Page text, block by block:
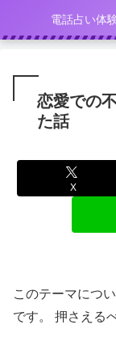
電話占い体
恋愛での
た話
X
このテーマにつ
です。 押さえる